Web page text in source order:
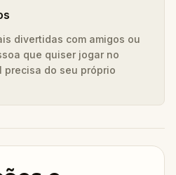
divertidas com amigos ou
que quiser jogar no
precisa do seu próprio